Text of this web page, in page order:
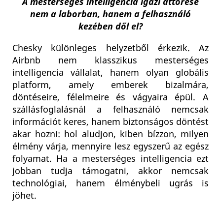
nem a laborban, hanem a felhasználó
kezében dől el?
Chesky különleges helyzetből érkezik. Az
Airbnb nem klasszikus mesterséges
intelligencia vállalat, hanem olyan globális
platform, amely emberek bizalmára,
döntéseire, félelmeire és vágyaira épül. A
szállásfoglalásnál a felhasználó nemcsak
információt keres, hanem biztonságos döntést
akar hozni: hol aludjon, kiben bízzon, milyen
élmény várja, mennyire lesz egyszerű az egész
folyamat. Ha a mesterséges intelligencia ezt
jobban tudja támogatni, akkor nemcsak
technológiai, hanem élménybeli ugrás is
jöhet.